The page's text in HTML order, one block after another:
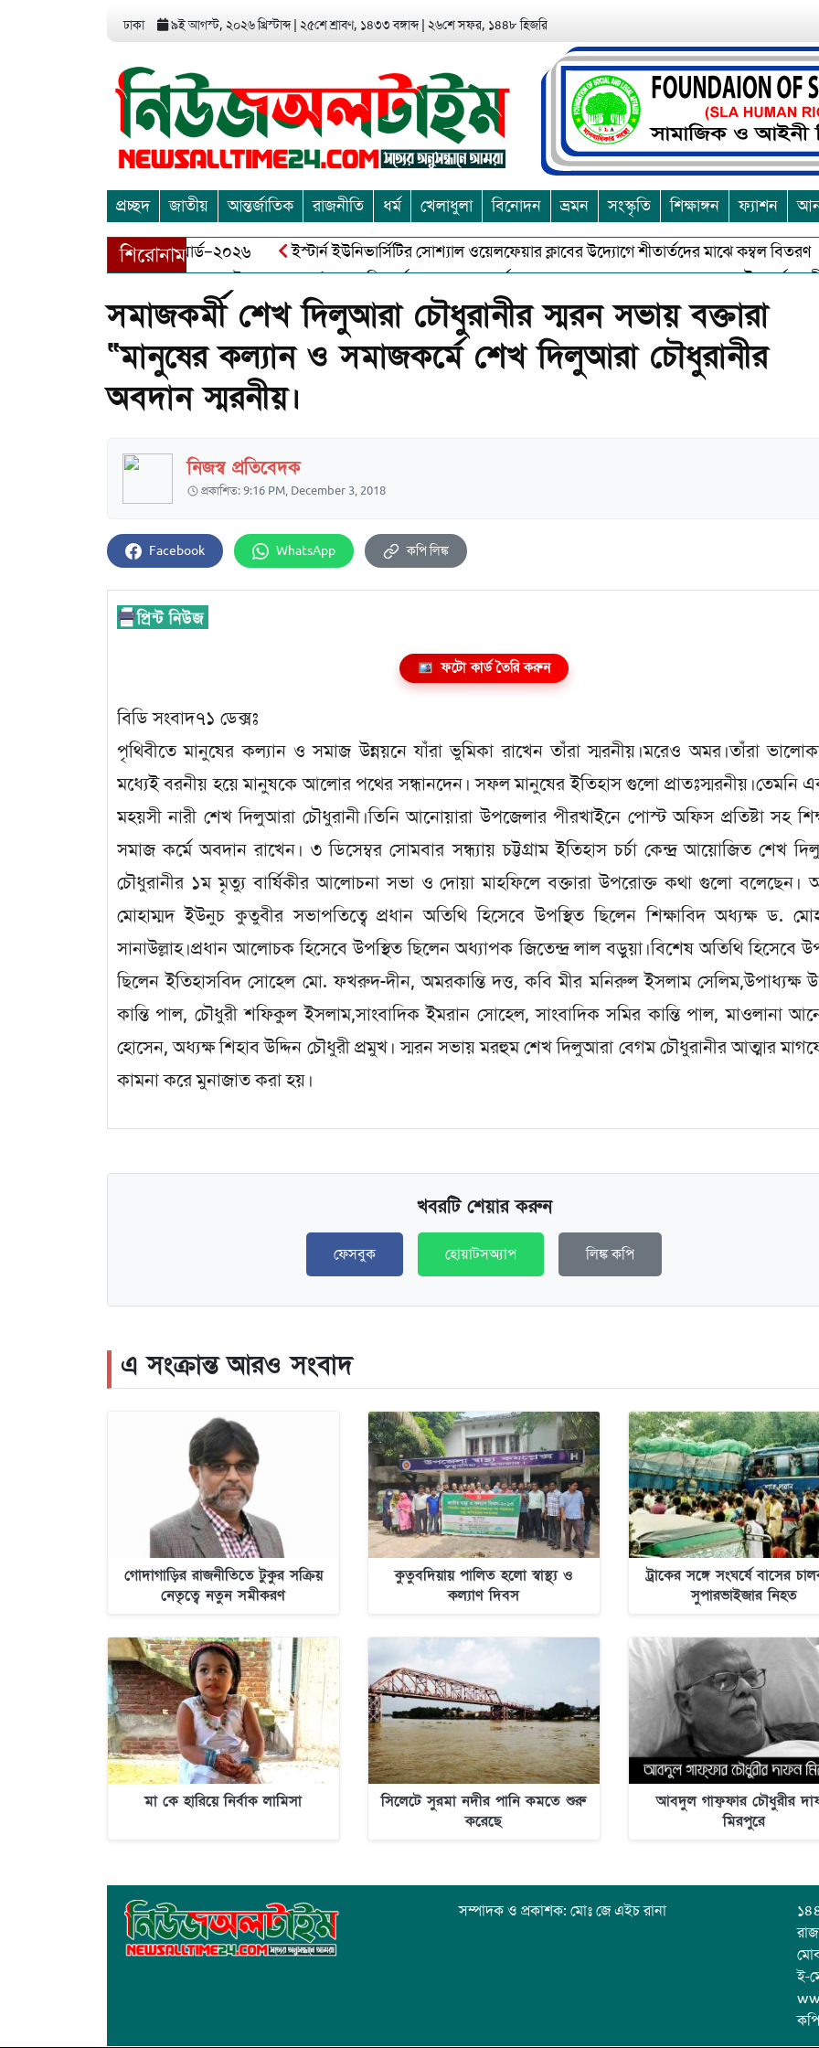
ঢাকা ৯ই আগস্ট, ২০২৬ খ্রিস্টাব্দ ২৫শে শ্রাবণ, ১৪৩৩ বঙ্গাব্দ ২৬শে সফর, ১৪৪৮ হিজরি
প্রচ্ছদ জাতীয় আন্তর্জাতিক রাজনীতি ধর্ম খেলাধুলা বিনোদন ভ্রমন সংস্কৃতি শিক্ষাঙ্গন ফ্যাশন
শিরোনাম
এন্ড এন্ট্রাপ্রেনিয়র অ্যাওয়ার্ড–২০২৬ ইস্টার্ন ইউনিভার্সিটির সোশ্যাল ওয়েলফেয়ার ক্লাবের উদ্যোগে শীতার্তদের মাঝে কম্বল বিতরণ
বীর মুক্তিযোদ্ধা আব্দুল খালেক এর ইন্তেকাল
আত্মশুদ্ধি অর্জন ও অশুভকে বর্জন করে সত্য,সুন্দরকে বরনে কলাপাড়ায় বৌদ্ধ
সমাজকর্মী শেখ দিলুআরা চৌধুরানীর স্মরন সভায় বক্তারা
“মানুষের কল্যান ও সমাজকর্মে শেখ দিলুআরা চৌধুরানীর
অবদান স্মরনীয়।
নিজস্ব প্রতিবেদক
প্রকাশিত: 9:16 PM, December 3, 2018
Facebook WhatsApp কপি লিঙ্ক
ফটো কার্ড তৈরি করুন
বিডি সংবাদ৭১ ডেক্সঃ
পৃথিবীতে মানুষের কল্যান ও সমাজ উন্নয়নে যাঁরা ভুমিকা রাখেন তাঁরা স্মরনীয়।মরেও অমর।তাঁরা
মধ্যেই বরনীয় হয়ে মানুষকে আলোর পথের সন্ধানদেন। সফল মানুষের ইতিহাস গুলো প্রাতঃস্মরনীয়।তেমনি
মহয়সী নারী শেখ দিলুআরা চৌধুরানী।তিনি আনোয়ারা উপজেলার পীরখাইনে পোস্ট অফিস প্রতিষ্টা সহ
সমাজ কর্মে অবদান রাখেন। ৩ ডিসেম্বর সোমবার সন্ধ্যায় চট্টগ্রাম ইতিহাস চর্চা কেন্দ্র আয়োজিত শেখ
চৌধুরানীর ১ম মৃত্যু বার্ষিকীর আলোচনা সভা ও দোয়া মাহফিলে বক্তারা উপরোক্ত কথা গুলো বলেছেন।
মোহাম্মদ ইউনুচ কুতুবীর সভাপতিত্বে প্রধান অতিথি হিসেবে উপস্থিত ছিলেন শিক্ষাবিদ অধ্যক্ষ ড.
সানাউল্লাহ।প্রধান আলোচক হিসেবে উপস্থিত ছিলেন অধ্যাপক জিতেন্দ্র লাল বড়ুয়া।বিশেষ অতিথি হিসেবে
ছিলেন ইতিহাসবিদ সোহেল মো. ফখরুদ-দীন, অমরকান্তি দত্ত, কবি মীর মনিরুল ইসলাম সেলিম,উপাধ্যক্ষ
কান্তি পাল, চৌধুরী শফিকুল ইসলাম,সাংবাদিক ইমরান সোহেল, সাংবাদিক সমির কান্তি পাল, মাওলানা
হোসেন, অধ্যক্ষ শিহাব উদ্দিন চৌধুরী প্রমুখ। স্মরন সভায় মরহুম শেখ দিলুআরা বেগম চৌধুরানীর আত্মার
কামনা করে মুনাজাত করা হয়।
খবরটি শেয়ার করুন
ফেসবুক হোয়াটসঅ্যাপ লিঙ্ক কপি
এ সংক্রান্ত আরও সংবাদ
গোদাগাড়ির রাজনীতিতে টুকুর সক্রিয়
নেতৃত্বে নতুন সমীকরণ
কুতুবদিয়ায় পালিত হলো স্বাস্থ্য ও
কল্যাণ দিবস
ট্রাকের সঙ্গে সংঘর্ষে বাসের
সুপারভাইজার নিহত
মা কে হারিয়ে নির্বাক লামিসা
সিলেটে সুরমা নদীর পানি কমতে শুরু
করেছে
আবদুল গাফ্‌ফার চৌধুরীর
মিরপুরে
সম্পাদক ও প্রকাশক: মোঃ জে এইচ রানা
ই-